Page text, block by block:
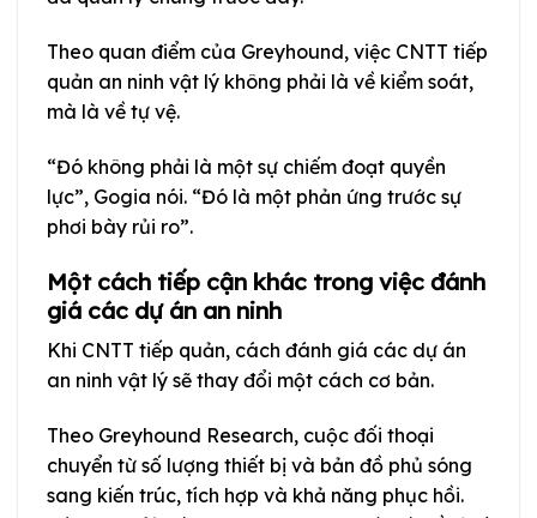
Theo quan điểm của Greyhound, việc CNTT tiếp
quản an ninh vật lý không phải là về kiểm soát,
mà là về tự vệ.
“Đó không phải là một sự chiếm đoạt quyền
lực”, Gogia nói. “Đó là một phản ứng trước sự
phơi bày rủi ro”.
Một cách tiếp cận khác trong việc đánh
giá các dự án an ninh
Khi CNTT tiếp quản, cách đánh giá các dự án
an ninh vật lý sẽ thay đổi một cách cơ bản.
Theo Greyhound Research, cuộc đối thoại
chuyển từ số lượng thiết bị và bản đồ phủ sóng
sang kiến trúc, tích hợp và khả năng phục hồi.